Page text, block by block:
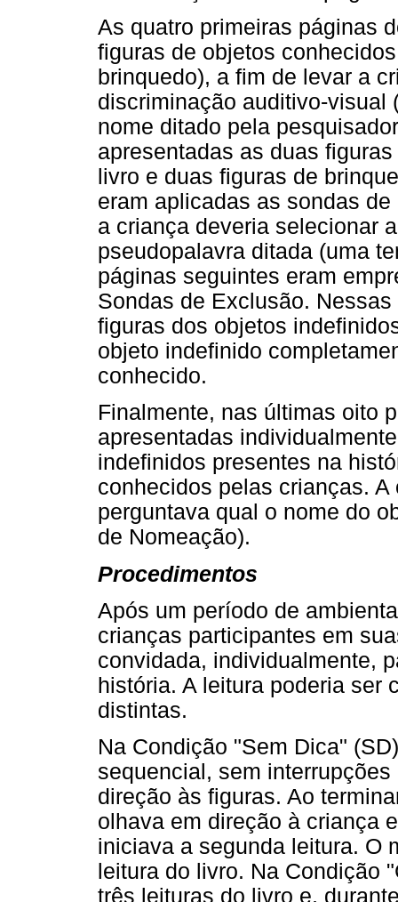
As quatro primeiras páginas
figuras de objetos
brinquedo), a fim de levar a
discriminação auditivo-visual
nome ditado pela
apresentadas as duas
livro e duas figuras de
eram aplicadas as sondas
a criança deveria selecionar
pseudopalavra ditada (uma
páginas seguintes eram
Sondas de Exclusão.
figuras dos objetos
objeto indefinido
conhecido.
Finalmente, nas últimas oito
apresentadas
indefinidos presentes na
conhecidos pelas crianças.
perguntava qual o nome do
de Nomeação).
Procedimentos
Após um período de
crianças participantes em
convidada, individualmente,
história. A leitura poderia ser
distintas.
Na Condição "Sem Dica"
sequencial, sem
direção às figuras. Ao
olhava em direção à criança
iniciava a segunda leitura. O
leitura do livro. Na Condição
três leituras do livro e,